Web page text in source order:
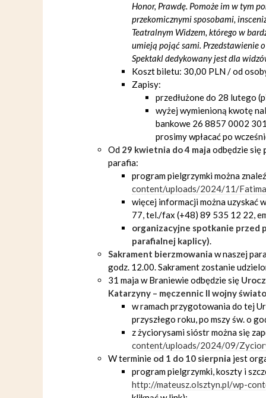
Honor, Prawdę. Pomoże im w tym
przekomicznymi sposobami,
Teatralnym Widzem, którego w
umieją pojąć sami. Przedstawienie
Spektakl dedykowany jest dla
Koszt biletu: 30,00 PLN / od
Zapisy:
przedłużone do 28 lutego
wyżej wymienioną kwotę
bankowe 26 8857 0002
prosimy wpłacać po
Od 29 kwietnia do 4 maja odbędzie się
parafia:
program pielgrzymki można
content/uploads/2024/11/
więcej informacji można uzyskać
77, tel./fax (+48) 89 535 12 22,
organizacyjne spotkanie przed
parafialnej kaplicy).
Sakrament bierzmowania w naszej
godz. 12.00. Sakrament zostanie
31 maja w Braniewie odbędzie się
Katarzyny – męczennic II wojny
w ramach przygotowania do tej
przyszłego roku, po mszy św. o
z życiorysami sióstr można się
content/uploads/2024/09/
W terminie od 1 do 10 sierpnia jest
program pielgrzymki, koszty i
http://mateusz.olsztyn.pl/wp-